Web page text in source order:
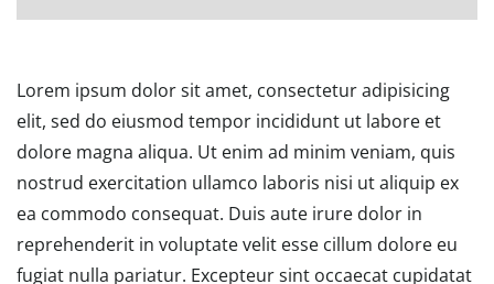
Lorem ipsum dolor sit amet, consectetur adipisicing
elit, sed do eiusmod tempor incididunt ut labore et
dolore magna aliqua. Ut enim ad minim veniam, quis
nostrud exercitation ullamco laboris nisi ut aliquip ex
ea commodo consequat. Duis aute irure dolor in
reprehenderit in voluptate velit esse cillum dolore eu
fugiat nulla pariatur. Excepteur sint occaecat cupidatat